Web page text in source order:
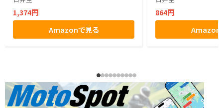
1,374円
Amazonで見る
864円
Amazon